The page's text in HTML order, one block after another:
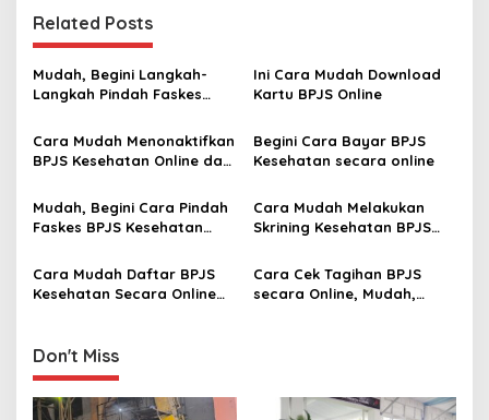
n
a
v
i
g
a
t
i
o
n
Related Posts
Mudah, Begini Langkah-
Langkah Pindah Faskes
Online 2023‎
Ini Cara Mudah Download
Kartu BPJS Online ‎
Cara Mudah Menonaktifkan
BPJS Kesehatan Online dan
Begini Cara Bayar BPJS
Kesehatan secara online
Mudah, Begini Cara Pindah
Faskes BPJS Kesehatan
Cara Mudah Melakukan
Skrining Kesehatan BPJS
Cara Mudah Daftar BPJS
Kesehatan Secara Online
Cara Cek Tagihan BPJS
secara Online, Mudah,
Don't Miss